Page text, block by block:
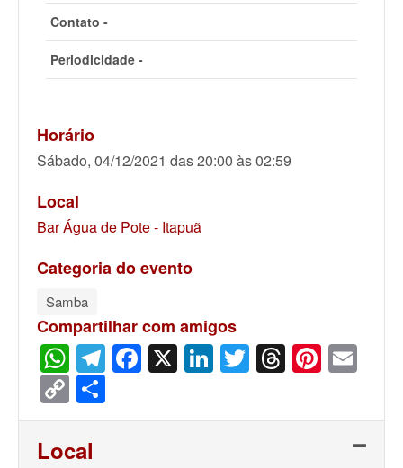
Contato -
Periodicidade -
Horário
Sábado, 04/12/2021 das 20:00 às 02:59
Local
Bar Água de Pote - Itapuã
Categoria do evento
Samba
Compartilhar com amigos
WhatsApp
Telegram
Facebook
X LinkedIn
Twitter
Threads
Copy
Link
Local